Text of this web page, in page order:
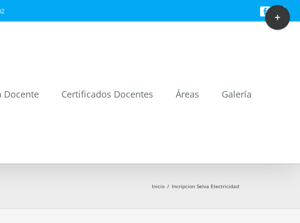
Facebook
Docente Certificados Docentes Áreas Galería
Inicio / Incripcion Selva Electricidad
Toggle
Sliding